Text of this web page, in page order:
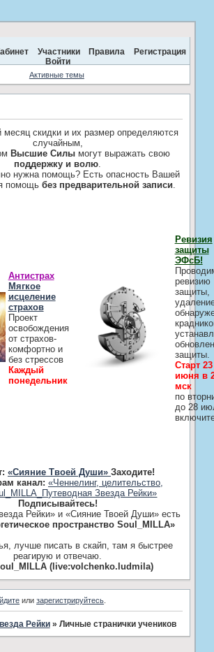
Участники Правила
Регистрация
Войти
Активные темы
скидки и их размер определяются
случайным,
Высшие Силымогут выражать свою
поддержку и волю
нужна помощь? Есть опасность Вашей
помощь без предварительной записи
Антистрах
Мягкое
исцеление
страхов
Проект
освобождения
от страхов-
комфортно и
без стрессов
Каждый
понедельник
Ревизия
защиты
ЭФсБ!
ревизию
защиты,
защиты.
Старт 23
июня в
мск
по
до 28
«Сияние Твоей Души» Заходите!
канал: «Ченнелинг, целительство,
Звезда Рейки»
Подписывайтесь!
Рейки» и «Сияние Твоей Души» есть
пространство Soul_MILLA»
лучше писать в скайп, там я быстрее
реагирую и отвечаю.
(live:volchenko.ludmila)
илизарегистрируйтесь
Рейки » Личные странички учеников